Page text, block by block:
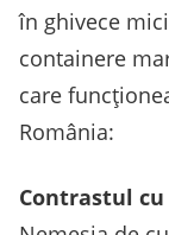
în ghivece
containere
care
România:
Contrastul